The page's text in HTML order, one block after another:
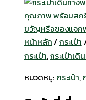
หน้าหลัก /กระเป๋า
กระเป๋า,กระเป๋าเดิ
หมวดหมู่: กระเป๋า,